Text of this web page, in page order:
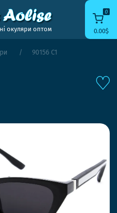
окуляри оптом
0
0.00$
90156 C1